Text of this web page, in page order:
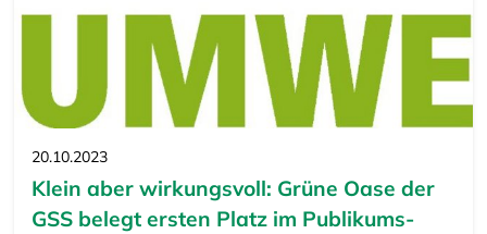
20.10.2023
Klein aber wirkungsvoll: Grüne Oase der
GSS belegt ersten Platz im Publikums-